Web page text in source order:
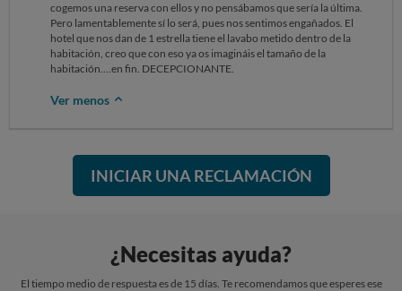
cogemos una reserva con ellos y no pensábamos que sería la última.
Pero lamentablemente sí lo será, pues nos sentimos engañados. El
hotel que nos dan de 1 estrella tiene el lavabo metido dentro de la
habitación, creo que con eso ya os imagináis el tamaño de la
habitación....en fin. DECEPCIONANTE.
Ver menos
INICIAR UNA RECLAMACIÓN
¿Necesitas ayuda?
El tiempo medio de respuesta es de 15 días. Te recomendamos que esperes ese